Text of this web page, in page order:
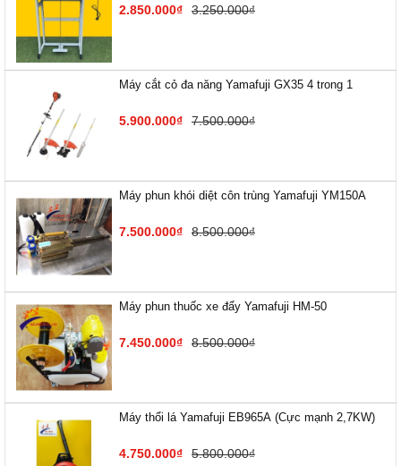
2.850.000₫ 3.250.000₫
Máy cắt cỏ đa năng Yamafuji GX35 4 trong 1
5.900.000₫ 7.500.000₫
Máy phun khói diệt côn trùng Yamafuji YM150A
7.500.000₫ 8.500.000₫
Máy phun thuốc xe đẩy Yamafuji HM-50
7.450.000₫ 8.500.000₫
Máy thổi lá Yamafuji EB9​65A (Cực mạnh 2,7KW)
4.750.000₫ 5.800.000₫